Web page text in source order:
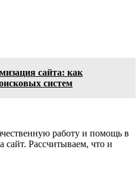
сайта: как
систем
работу и помощь в
сайт. Рассчитываем, что и